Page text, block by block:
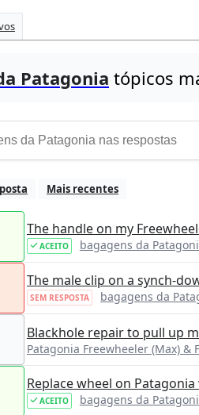
Patagonia tópicos
Mais recentes
The handle on my
ACEITO bagagens da
The male clip on a synch-
SEM RESPOSTA bagagens da
Blackhole repair to pull up
Patagonia Freewheeler (Max) &
Replace wheel on
ACEITO bagagens da